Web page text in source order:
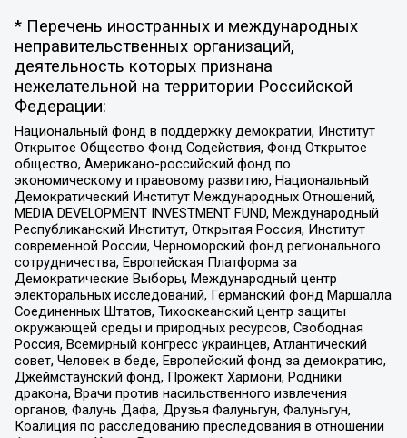
* Перечень иностранных и международных
неправительственных организаций,
деятельность которых признана
нежелательной на территории Российской
Федерации:
Национальный фонд в поддержку демократии, Институт
Открытое Общество Фонд Содействия, Фонд Открытое
общество, Американо-российский фонд по
экономическому и правовому развитию, Национальный
Демократический Институт Международных Отношений,
MEDIA DEVELOPMENT INVESTMENT FUND, Международный
Республиканский Институт, Открытая Россия, Институт
современной России, Черноморский фонд регионального
сотрудничества, Европейская Платформа за
Демократические Выборы, Международный центр
электоральных исследований, Германский фонд Маршалла
Соединенных Штатов, Тихоокеанский центр защиты
окружающей среды и природных ресурсов, Свободная
Россия, Всемирный конгресс украинцев, Атлантический
совет, Человек в беде, Европейский фонд за демократию,
Джеймстаунский фонд, Прожект Хармони, Родники
дракона, Врачи против насильственного извлечения
органов, Фалунь Дафа, Друзья Фалуньгун, Фалуньгун,
Коалиция по расследованию преследования в отношении